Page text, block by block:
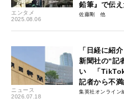
エンタメ
2025.08.06
鉛筆』で伝
佐藤剛
ニュース
2026.07.18
「日経に紹
新聞社の“記
い 「
記者から不
集英社オンライン